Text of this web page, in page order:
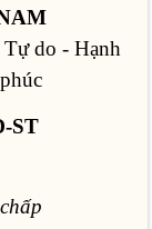
do - Hạnh
phúc
ST